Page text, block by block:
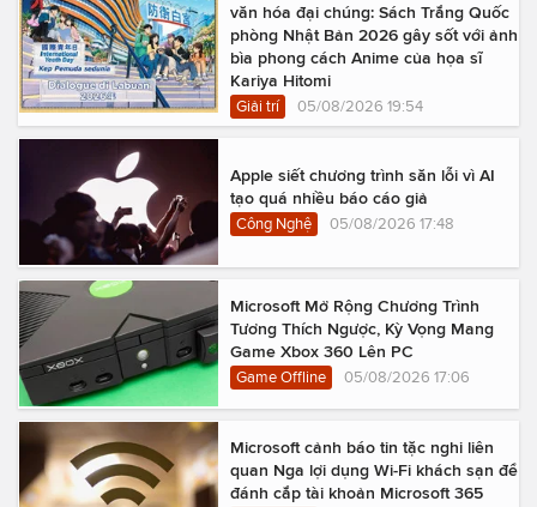
văn hóa đại chúng: Sách Trắng Quốc
phòng Nhật Bản 2026 gây sốt với ảnh
bìa phong cách Anime của họa sĩ
Kariya Hitomi
Giải trí 05/08/2026 19:54
Apple siết chương trình săn lỗi vì AI
tạo quá nhiều báo cáo giả
Công Nghệ 05/08/2026 17:48
Microsoft Mở Rộng Chương Trình
Tương Thích Ngược, Kỳ Vọng Mang
Game Xbox 360 Lên PC
Game Offline 05/08/2026 17:06
Microsoft cảnh báo tin tặc nghi liên
quan Nga lợi dụng Wi-Fi khách sạn để
đánh cắp tài khoản Microsoft 365